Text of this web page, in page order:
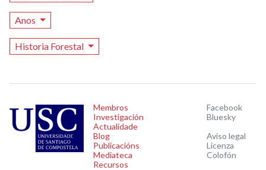
Anos
Historia Forestal
Membros
Investigación
Actualidade
Blog
Publicacións
Mediateca
Recursos
Facebook
Bluesky
Aviso legal
Licenza
Colofón